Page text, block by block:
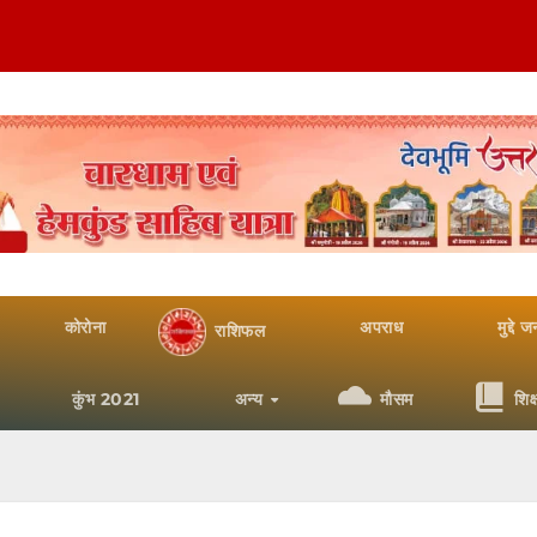
कोरोना राशिफल अपराध मुद्दे
कुंभ 2021 अन्य मौसम